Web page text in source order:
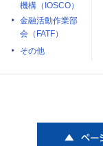
機構（IOSCO）
金融活動作業部
会（FATF）
その他